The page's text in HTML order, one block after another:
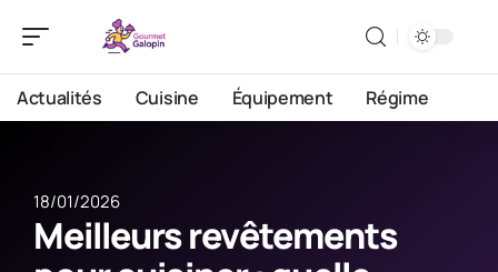
Actualités Cuisine Équipement Régime
18/01/2026
Meilleurs revêtements